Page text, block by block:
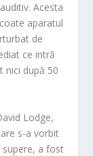
Acesta
aparatul
de
ce intră
nici după 50
Lodge,
s-a vorbit
supere, a fost